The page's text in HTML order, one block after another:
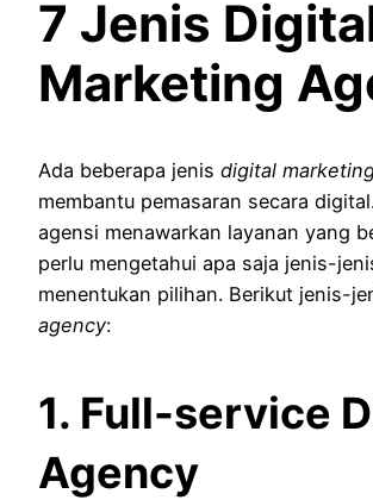
7 Jenis
Marketing
Ada beberapa jenis digital
membantu pemasaran secara
agensi menawarkan layanan yang
perlu mengetahui apa saja jenis-
menentukan pilihan. Berikut jenis-
agency:
1. Full-service
Agency